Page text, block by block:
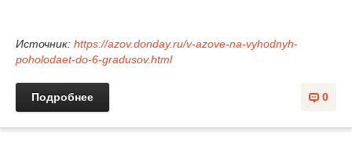
Источник: https://azov.donday.ru/v-azove-na-vyhodnyh-
poholodaet-do-6-gradusov.html
0
Подробнее